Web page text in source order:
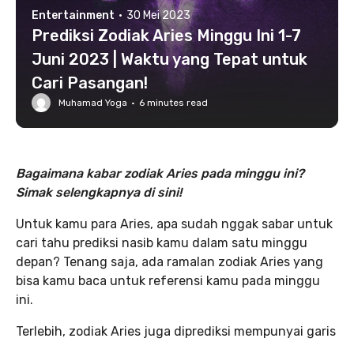
Entertainment · 30 Mei 2023
Prediksi Zodiak Aries Minggu Ini 1-7
Juni 2023 | Waktu yang Tepat untuk
Cari Pasangan!
Muhamad Yoga · 6 minutes read
Bagaimana kabar zodiak Aries pada minggu ini?
Simak selengkapnya di sini!
Untuk kamu para Aries, apa sudah nggak sabar untuk
cari tahu prediksi nasib kamu dalam satu minggu
depan? Tenang saja, ada ramalan zodiak Aries yang
bisa kamu baca untuk referensi kamu pada minggu
ini.
Terlebih, zodiak Aries juga diprediksi mempunyai garis